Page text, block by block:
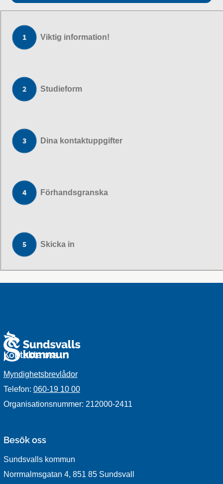
Viktig information!
Studieform
Dina kontaktuppgifter
Förhandsgranska
Skicka in
Kontakta oss
Myndighetsbrevlådor
Telefon: 060-19 10 00
Organisationsnummer: 212000-2411
Besök oss
Sundsvalls kommun
Norrmalmsgatan 4, 851 85 Sundsvall